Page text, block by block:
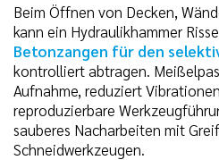
Beim Öffnen von Decken,
kann ein Hydraulikhammer
Betonzangen für den
kontrolliert abtragen.
Aufnahme, reduziert
reproduzierbare
sauberes Nacharbeiten mit
Schneidwerkzeugen.